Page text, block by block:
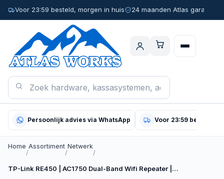
Voor 23:59 besteld, morgen in huis 24 maanden Atlas garantie
Persoonlijk advies via WhatsApp Voor 23:59 besteld,
Home
/
Assortiment
/
Netwerk
/
TP-Link RE450 | AC1750 Dual-Band Wifi Repeater |…